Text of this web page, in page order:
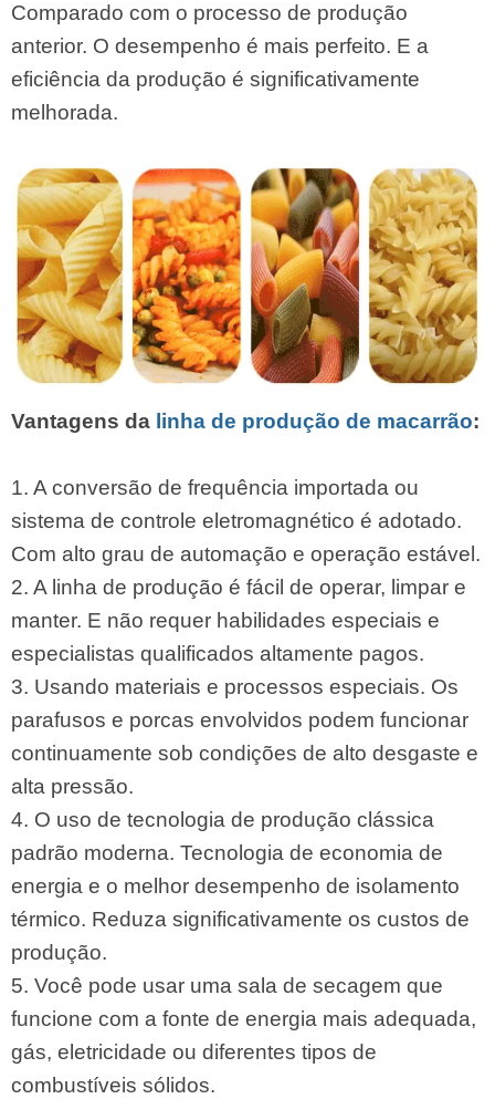
Comparado com o processo de produção
anterior. O desempenho é mais perfeito. E a
eficiência da produção é significativamente
melhorada.
Vantagens da linha de produção de macarrão:
1. A conversão de frequência importada ou
sistema de controle eletromagnético é adotado.
Com alto grau de automação e operação estável.
2. A linha de produção é fácil de operar, limpar e
manter. E não requer habilidades especiais e
especialistas qualificados altamente pagos.
3. Usando materiais e processos especiais. Os
parafusos e porcas envolvidos podem funcionar
continuamente sob condições de alto desgaste e
alta pressão.
4. O uso de tecnologia de produção clássica
padrão moderna. Tecnologia de economia de
energia e o melhor desempenho de isolamento
térmico. Reduza significativamente os custos de
produção.
5. Você pode usar uma sala de secagem que
funcione com a fonte de energia mais adequada,
gás, eletricidade ou diferentes tipos de
combustíveis sólidos.